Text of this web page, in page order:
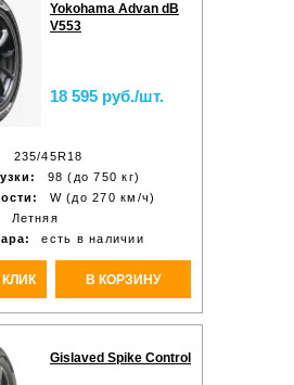
Yokohama Advan dB
V553
18 595 руб./шт.
235/45R18
98 (до 750 кг)
W (до 270 км/ч)
Летняя
есть в наличии
В КОРЗИНУ
Gislaved Spike Control